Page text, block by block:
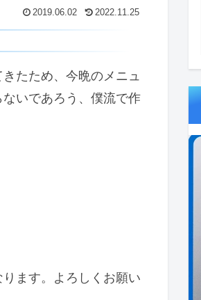
2019.06.02 2022.11.25
たため、今晩のメニュ
いであろう、僕流で作
ます。よろしくお願い